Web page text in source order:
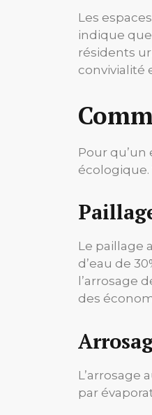
Les
indique
résidents
convivialité
Pour
écologique.
Le paillage
d’eau de
l’arrosage
des
L’arrosage
par